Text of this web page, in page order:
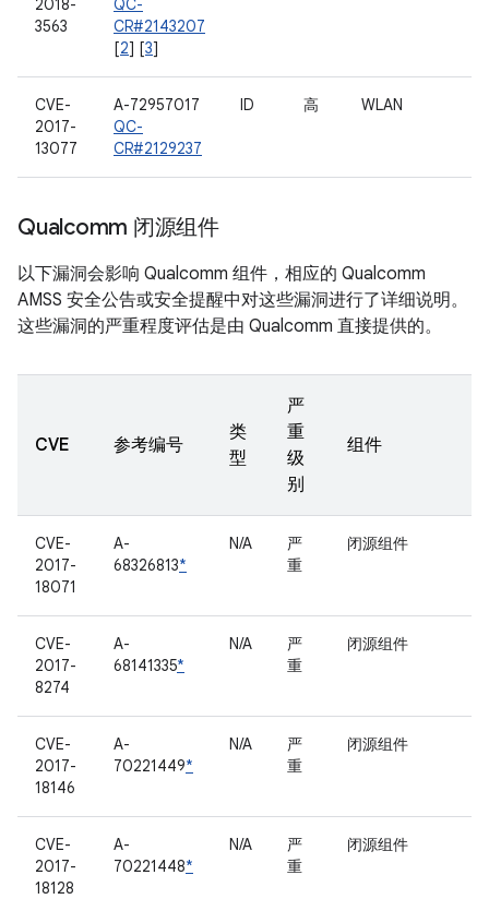
2018-
3563
QC-
CR#2143207
[2] [3]
CVE-
2017-
13077
A-72957017
QC-
CR#2129237
ID 高 WLAN
Qualcomm 闭源组件
以下漏洞会影响 Qualcomm 组件，相应的 Qualcomm
AMSS 安全公告或安全提醒中对这些漏洞进行了详细说明。
这些漏洞的严重程度评估是由 Qualcomm 直接提供的。
CVE 参考编号
类
型
严
重
级
别
组件
CVE-
2017-
18071
A-
68326813*
N/A
严
重
闭源组件
CVE-
2017-
8274
A-
68141335*
N/A
严
重
闭源组件
CVE-
2017-
18146
A-
70221449*
N/A
严
重
闭源组件
CVE-
2017-
18128
A-
70221448*
N/A
严
重
闭源组件